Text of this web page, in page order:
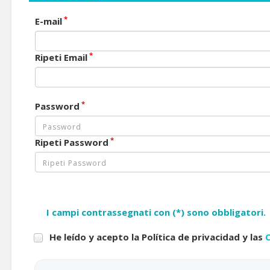
E-mail *
Ripeti Email *
Password *
Ripeti Password *
I campi contrassegnati con (*) sono obbligatori.
He leído y acepto la Política de privacidad y las